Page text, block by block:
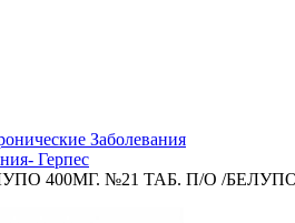
Заболевания
Герпес
400МГ. №21 ТАБ. П/О /